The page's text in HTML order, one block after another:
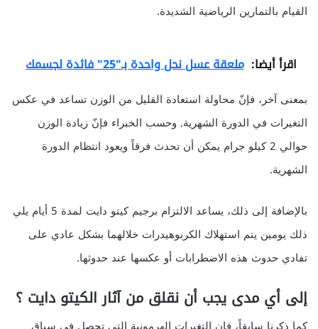
القيام بالتمارين الرياضية الشديدة.
اقرأ أيضا: ملعقة عسل نحل واحدة بـ"25" فائدة لجسمك
بمعنى آخر، فإنّ محاولة استعادة القليل من الوزن تساعد في عكس
التغيرات في الدورة الشهرية. وحسب الخبراء فإنّ زيادة الوزن
حوالي 2 كيلو جرام يمكن أن تحدث فرقاً ويعود انتظام الدورة
الشهرية.
بالإضافة إلى ذلك، يساعد الالتزام برجيم كيتو دايت لمدة 5 أيام يلي
ذلك يومين يتم استهلاك الكربوهيدرات خلالهما بشكل عادي على
تفادي حدوث هذه الاضطرابات أو عكسها عند حدوثها.
إلى أي مدى يجب أن نقلق من آثار الكيتو دايت ؟